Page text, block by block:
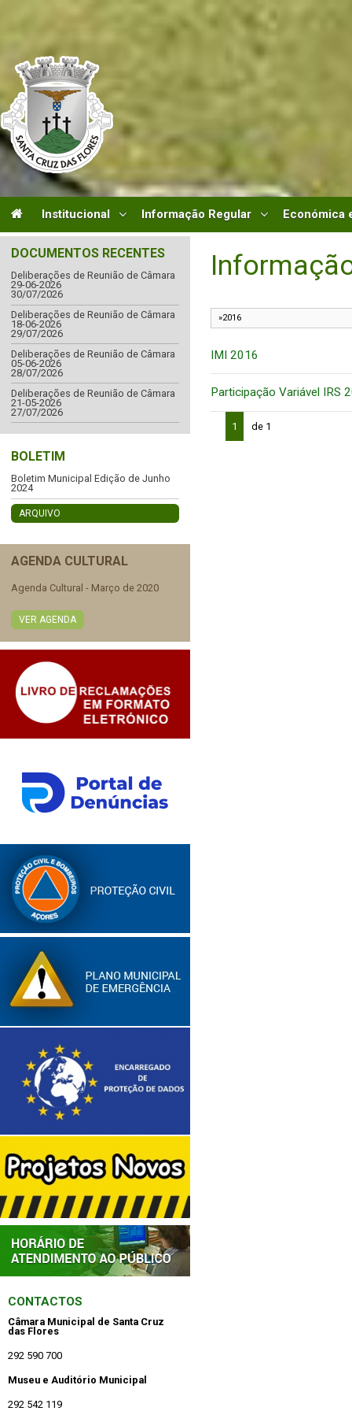
Institucional Informação Regular Económica
DOCUMENTOS RECENTES
Deliberações de Reunião de Câmara
29-06-2026
30/07/2026
Deliberações de Reunião de Câmara
18-06-2026
29/07/2026
Deliberações de Reunião de Câmara
05-06-2026
28/07/2026
Deliberações de Reunião de Câmara
21-05-2026
27/07/2026
BOLETIM
Boletim Municipal Edição de Junho
2024
ARQUIVO
AGENDA CULTURAL
Agenda Cultural - Março de 2020
VER AGENDA
CONTACTOS
Câmara Municipal de Santa Cruz
das Flores
292 590 700
Museu e Auditório Municipal
292 542 119
IMI 2016
Participação Variável IRS
1 de 1